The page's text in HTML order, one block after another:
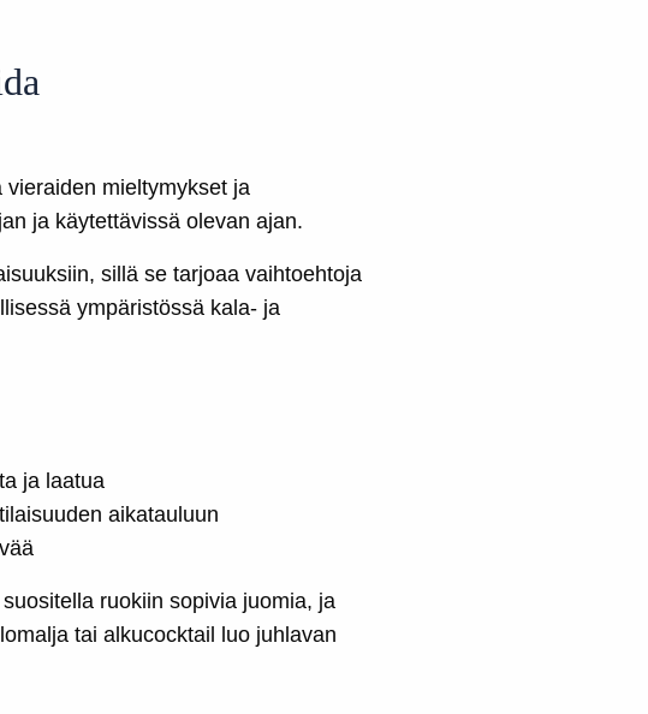
mieltymykset ja
ja käytettävissä olevan ajan.
sillä se tarjoaa vaihtoehtoja
ympäristössä kala- ja
ja laatua
aikatauluun
ruokiin sopivia juomia, ja
tai alkucocktail luo juhlavan